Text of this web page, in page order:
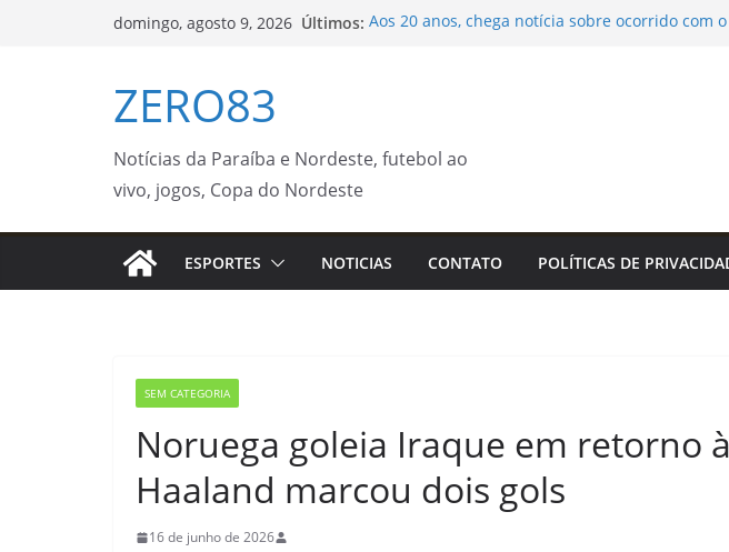
domingo, agosto 9, 2026 Últimos: Aos 20 anos, chega notícia sobre ocorrido com
Prefeitura fecha ruas do Centro Histórico para
ZERO83
Notícias da Paraíba e Nordeste, futebol ao
vivo, jogos, Copa do Nordeste
ESPORTES NOTICIAS CONTATO POLÍTICAS DE
SEM CATEGORIA
Noruega goleia Iraque em retorno
Haaland marcou dois gols
16 de junho de 2026